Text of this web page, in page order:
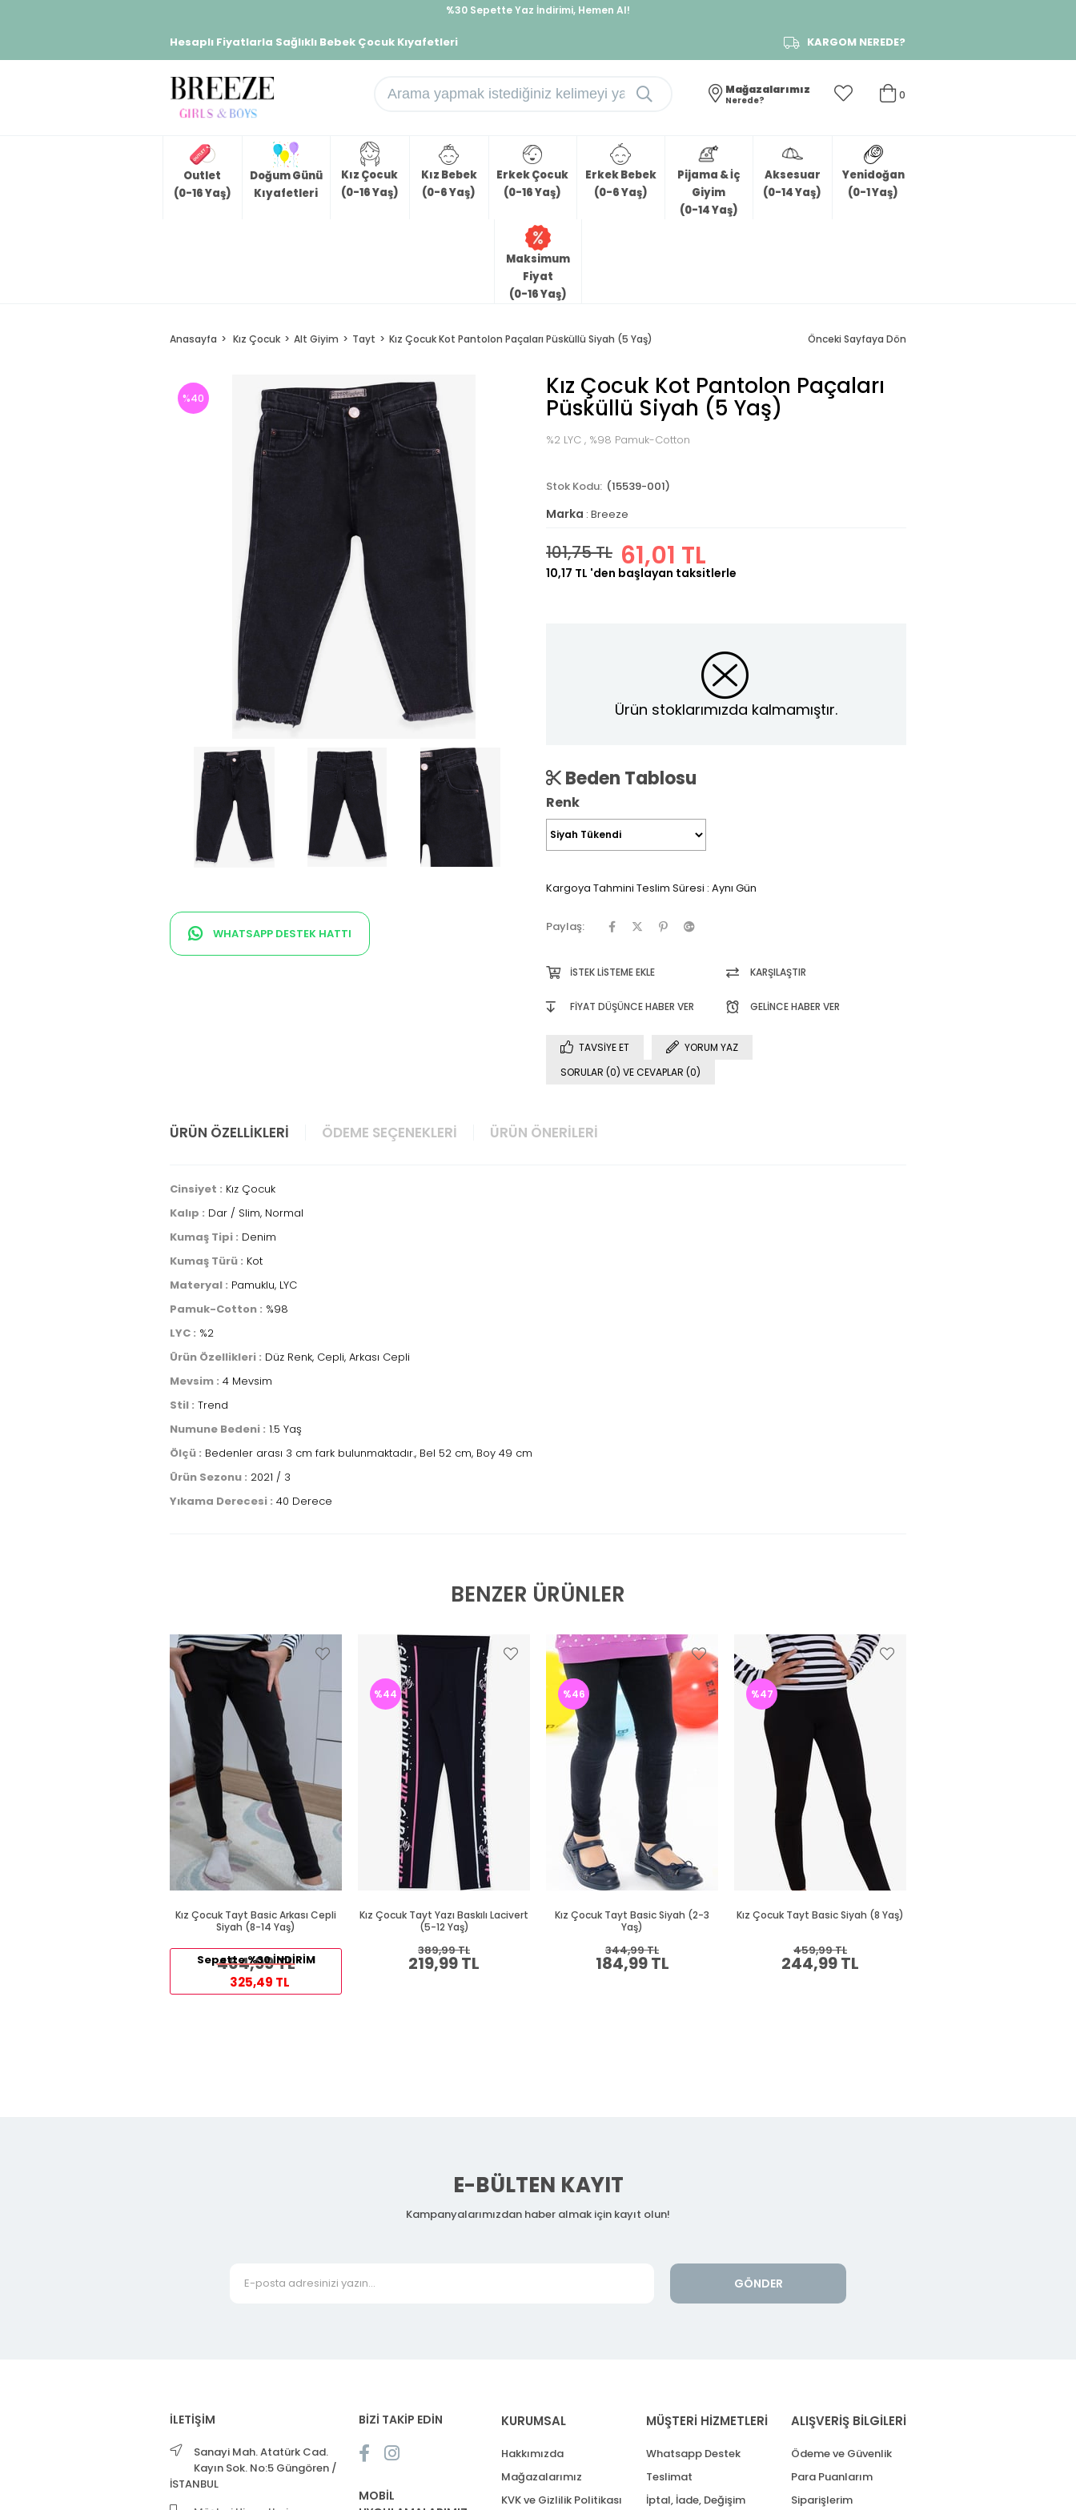
%30 Sepette Yaz İndirimi, Hemen Al!
Hesaplı Fiyatlarla Sağlıklı Bebek Çocuk Kıyafetleri KARGOM NEREDE?
0
Mağazalarımız
Nerede?
Outlet
(0-16 Yaş)
Doğum Günü
Kıyafetleri
Kız Çocuk
(0-16 Yaş)
Kız Bebek
(0-6 Yaş)
Erkek Çocuk
(0-16 Yaş)
Erkek Bebek
(0-6 Yaş)
Pijama & İç
Giyim
(0-14 Yaş)
Aksesuar
(0-14 Yaş)
Yenidoğan
(0-1 Yaş)
Maksimum
Fiyat
(0-16 Yaş)
Anasayfa Kız Çocuk Alt Giyim Tayt Kız Çocuk Kot Pantolon Paçaları Püsküllü Siyah (5 Yaş) Önceki Sayfaya Dön
%40
WHATSAPP DESTEK HATTI
Kız Çocuk Kot Pantolon Paçaları
Püsküllü Siyah (5 Yaş)
%2 LYC , %98 Pamuk-Cotton
(15539-001)
Marka : Breeze
101,75 TL 61,01 TL
10,17 TL 'den başlayan taksitlerle
Ürün stoklarımızda kalmamıştır.
Beden Tablosu
Renk
Kargoya Tahmini Teslim Süresi : Aynı Gün
Paylaş:
İSTEK LISTEME EKLE KARŞILAŞTIR
FIYAT DÜŞÜNCE HABER VER GELINCE HABER VER
TAVSIYE ET
YORUM YAZ
SORULAR (0) VE CEVAPLAR (0)
ÜRÜN ÖZELLIKLERI ÖDEME SEÇENEKLERI ÜRÜN ÖNERILERI
Cinsiyet : Kız Çocuk
Kalıp : Dar / Slim, Normal
Kumaş Tipi : Denim
Kumaş Türü : Kot
Materyal : Pamuklu, LYC
Pamuk-Cotton : %98
LYC : %2
Ürün Özellikleri : Düz Renk, Cepli, Arkası Cepli
Mevsim : 4 Mevsim
Stil : Trend
Numune Bedeni : 1.5 Yaş
Ölçü : Bedenler arası 3 cm fark bulunmaktadır., Bel 52 cm, Boy 49 cm
Ürün Sezonu : 2021 / 3
Yıkama Derecesi : 40 Derece
BENZER ÜRÜNLER
Kız Çocuk Tayt Basic Arkası Cepli
Siyah (8-14 Yaş)
464,99 TL
Sepette %30 İNDİRİM
325,49 TL
Kız Çocuk Tayt Yazı Baskılı Lacivert
(5-12 Yaş)
219,99 TL
389,99 TL
%44
Kız Çocuk Tayt Basic Siyah (2-3
Yaş)
184,99 TL
344,99 TL
%46
Kız Çocuk Tayt Basic Siyah (8 Yaş)
244,99 TL
459,99 TL
%47
E-BÜLTEN KAYIT
Kampanyalarımızdan haber almak için kayıt olun!
GÖNDER
İLETİŞİM
Sanayi Mah. Atatürk Cad.
Kayın Sok. No:5 Güngören /
İSTANBUL
BİZİ TAKİP EDİN
MOBİL
KURUMSAL
Hakkımızda
Mağazalarımız
KVK ve Gizlilik Politikası
MÜŞTERİ HİZMETLERİ
Whatsapp Destek
Teslimat
İptal, İade, Değişim
ALIŞVERİŞ BİLGİLERİ
Ödeme ve Güvenlik
Para Puanlarım
Siparişlerim